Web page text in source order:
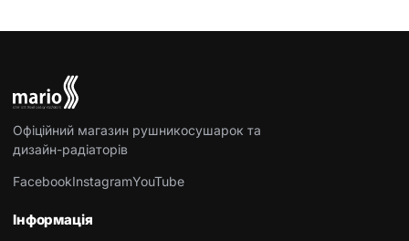
Офіційний магазин рушникосушарок та
дизайн-радіаторів
FacebookInstagramYouTube
Інформація